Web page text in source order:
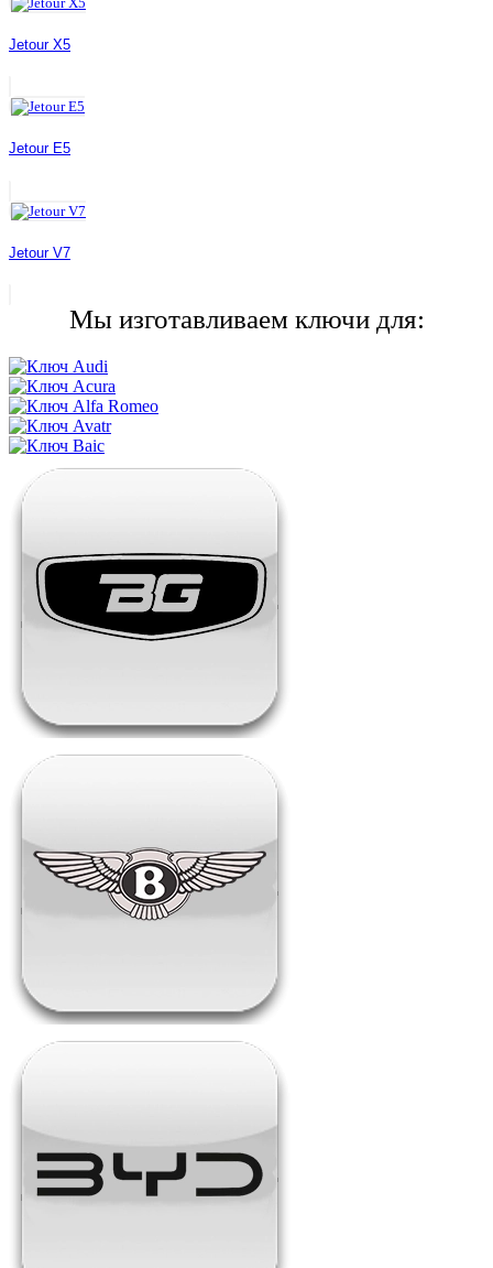
Jetour X5
Jetour E5
Jetour V7
Мы изготавливаем ключи для: